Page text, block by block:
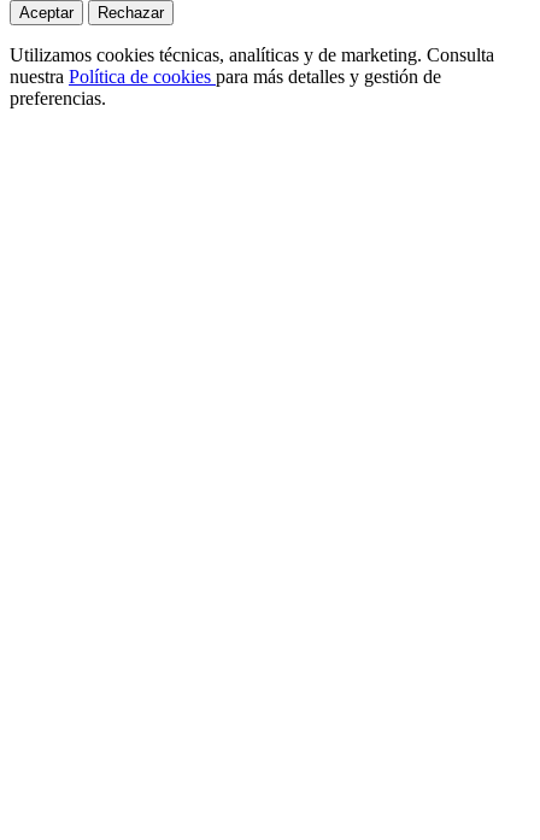
Aceptar
Rechazar
Utilizamos cookies técnicas, analíticas y de marketing. Consulta
nuestra Política de cookies para más detalles y gestión de
preferencias.